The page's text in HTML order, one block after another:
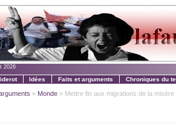
2026
Idées Faits et arguments Chroniques du
» Monde » Mettre fin aux migrations de la misère